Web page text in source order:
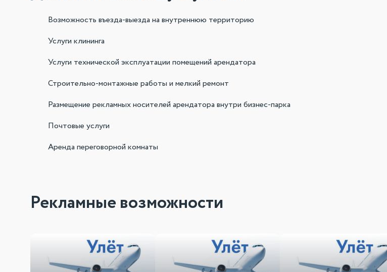
Возможность въезда-выезда на внутреннюю территорию
Услуги клининга
Услуги технической эксплуатации помещений арендатора
Строительно-монтажные работы и мелкий ремонт
Размещение рекламных носителей арендатора внутри бизнес-парка
Почтовые услуги
Аренда переговорной комнаты
Рекламные возможности